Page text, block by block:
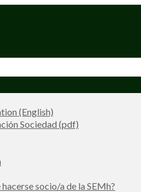
(English)
Sociedad (pdf)
hacerse socio/a de la SEMh?